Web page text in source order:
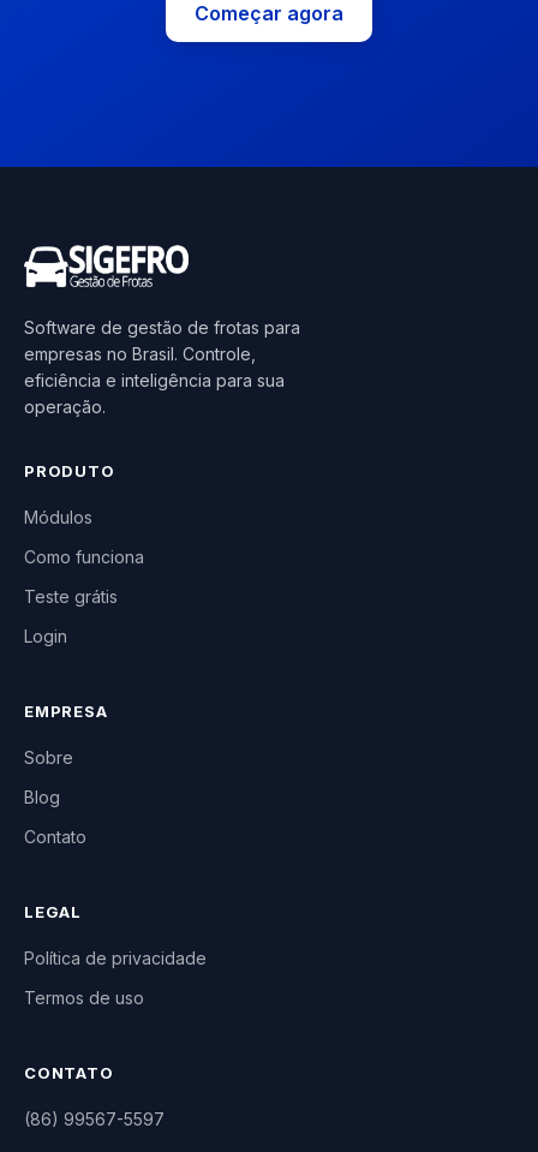
Começar agora
Software de gestão de frotas para
empresas no Brasil. Controle,
eficiência e inteligência para sua
operação.
PRODUTO
Módulos
Como funciona
Teste grátis
Login
EMPRESA
Sobre
Blog
Contato
LEGAL
Política de privacidade
Termos de uso
CONTATO
(86) 99567-5597